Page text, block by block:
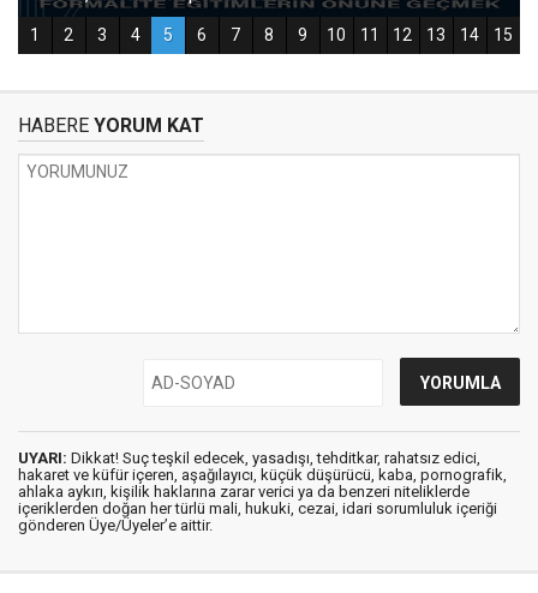
HABERE YORUM KAT
UYARI: Dikkat! Suç teşkil edecek, yasadışı, tehditkar, rahatsız edici,
hakaret ve küfür içeren, aşağılayıcı, küçük düşürücü, kaba, pornografik,
ahlaka aykırı, kişilik haklarına zarar verici ya da benzeri niteliklerde
içeriklerden doğan her türlü mali, hukuki, cezai, idari sorumluluk içeriği
gönderen Üye/Üyeler’e aittir.